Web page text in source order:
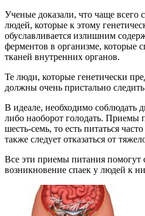
Ученые доказали, что чаще всего
людей, которые к этому
обуславливается излишним
ферментов в организме, которые
тканей внутренних органов.
Те люди, которые генетически
должны очень пристально
В идеале, необходимо соблюдать
либо наоборот голодать. Приемы
шесть-семь, то есть питаться
также следует отказаться от
Все эти приемы питания помогут
возникновение спаек у людей к